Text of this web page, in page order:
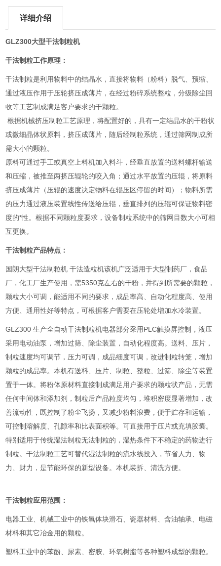
详细介绍
GLZ300大型干法制粒机
干法制粒工作原理：
干法制粒是利用物料中的结晶水，直接将物料（粉料）脱气、预缩、
通过液压作用于压轮挤压成薄片，在经过粉碎系统整粒，分级除尘回
收等工艺制成满足客户要求的干颗粒。
根据机械挤压制粒工艺原理，将配置好的，具有一定结晶水的干粉状
或微细晶体状原料，挤压成薄片，随后经制粒系统，通过筛网制成所
需大小的颗粒。
原料可通过手工或真空上料机加入料斗，经垂直放置的送料螺杆输送
和压缩，被推至两挤压辊轮的咬入角；通过水平放置的压辊，将原料
挤压成薄片（压辊的速度决定物料在辊压区停留的时间）；物料所需
的压力通过液压装置线性传送给压辊，垂直排列的压辊可保证物料密
度的*性。根据不同颗粒度要求，设备制粒系统中的筛网目数大小可相
互更换。
干法制粒产品特点：
国朗大型干法制粒机 干法造粒机该机广泛适用于大型制药厂，食品
厂，化工厂生产使用，需5350克左右的干粉，并得到所需要的颗粒，
颗粒大小可调，能适用不同的要求，成品率高、自动化程度高、使用
方便、通用性好等特点，可根据客户需要在压轮处增加水冷装置。
GLZ300 生产全自动干法制粒机电器部分采用PLC触摸屏控制，液压
采用电动油泵，增加过筛、除尘装置，自动化程度高。送料、压片，
制粒速度均可调节，压力可调，成品细度可调，改进制粒转笼，增加
颗粒的成品率。本机有送料、压片、制粒、整粒、过筛、除尘等装置
置于一体。将粉体原材料直接制成满足用户要求的颗粒状产品，无需
任何中间体和添加剂，制粒后产品粒度均匀，堆积密度显著增加，改
善流动性，既控制了粉尘飞扬，又减少粉料浪费，便于贮存和运输，
可控制溶解度、孔隙率和比表面积等。可直接用于压片或充填胶囊。
特别适用于传统湿法制粒无法制粒的，湿热条件下不稳定的药物进行
制粒。干法制粒工艺可替代湿法制粒的流水线投入，节省人力、物
力、财力，是节能环保的新型设备。本机装拆、清洗方便。
干法制粒应用范围：
电器工业、机械工业中的铁氧体块滑石、瓷器材料、含油轴承、电磁
材料和其它冶金用的颗粒。
塑料工业中的苯酚、尿素、密胺、环氧树脂等各种塑料成型的颗粒。